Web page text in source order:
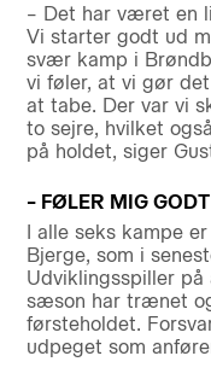
– Det har været en
Vi starter godt ud
svær kamp i
vi føler, at vi gør
at tabe. Der var vi
to sejre, hvilket
på holdet, siger
– FØLER MIG
I alle seks kampe
Bjerge, som i
Udviklingsspiller
sæson har trænet
førsteholdet.
udpeget som